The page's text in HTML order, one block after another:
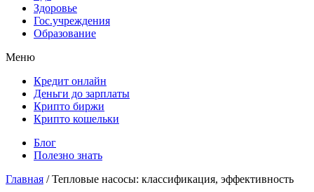
Здоровье
Гос.учреждения
Образование
Меню
Кредит онлайн
Деньги до зарплаты
Крипто биржи
Крипто кошельки
Блог
Полезно знать
Главная / Тепловые насосы: классификация, эффективность